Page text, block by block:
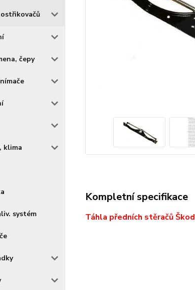
čepy
klima
systém
Kompletní specifikace
Táhla předních stěračů